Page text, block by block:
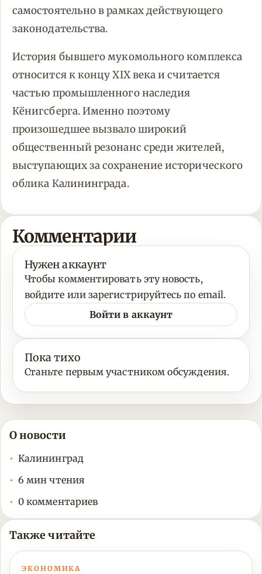
самостоятельно в рамках действующего
законодательства.
История бывшего мукомольного комплекса
относится к концу XIX века и считается
частью промышленного наследия
Кёнигсберга. Именно поэтому
произошедшее вызвало широкий
общественный резонанс среди жителей,
выступающих за сохранение исторического
облика Калининграда.
Комментарии
Нужен аккаунт
Чтобы комментировать эту новость,
войдите или зарегистрируйтесь по email.
Войти в аккаунт
Пока тихо
Станьте первым участником обсуждения.
О новости
Калининград
6 мин чтения
0 комментариев
Также читайте
ЭКОНОМИКА